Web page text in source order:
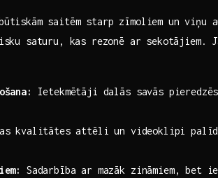
saitēm starp zīmoliem un viņu
saturu, kas⁢ rezonē ar sekotājiem.
Ietekmētāji dalās savās
kvalitātes attēli un videoklipi
Sadarbība ar mazāk zināmiem, bet‍